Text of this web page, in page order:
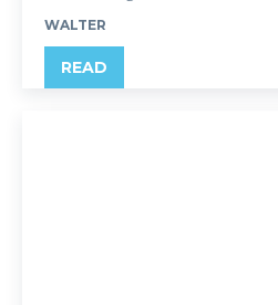
WALTER
READ